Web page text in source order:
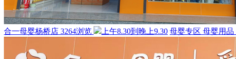
合一母婴杨桥店 3264浏览 上午8.30到晚上9.30 母婴专区 母婴用品